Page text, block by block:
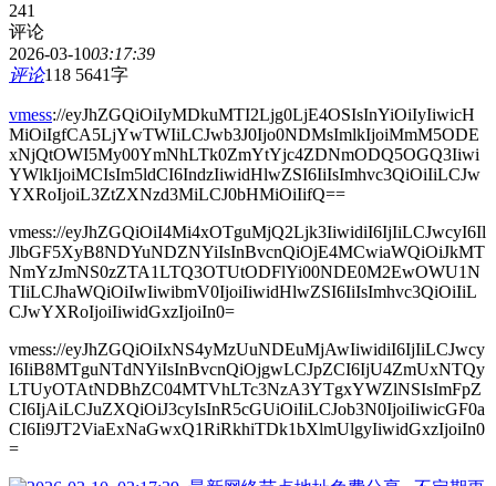
241
评论
2026-03-1003:17:39
评论118 5641字
vmess://eyJhZGQiOiIyMDkuMTI2Ljg0LjE4OSIsInYiOiIyIiwicH
MiOiIgfCA5LjYwTWIiLCJwb3J0Ijo0NDMsImlkIjoiMmM5ODE
xNjQtOWI5My00YmNhLTk0ZmYtYjc4ZDNmODQ5OGQ3Iiwi
YWlkIjoiMCIsIm5ldCI6IndzIiwidHlwZSI6IiIsImhvc3QiOiIiLCJw
YXRoIjoiL3ZtZXNzd3MiLCJ0bHMiOiIifQ==
vmess://eyJhZGQiOiI4Mi4xOTguMjQ2Ljk3IiwidiI6IjIiLCJwcyI6Il
JlbGF5XyB8NDYuNDZNYiIsInBvcnQiOjE4MCwiaWQiOiJkMT
NmYzJmNS0zZTA1LTQ3OTUtODFlYi00NDE0M2EwOWU1N
TIiLCJhaWQiOiIwIiwibmV0IjoiIiwidHlwZSI6IiIsImhvc3QiOiIiL
CJwYXRoIjoiIiwidGxzIjoiIn0=
vmess://eyJhZGQiOiIxNS4yMzUuNDEuMjAwIiwidiI6IjIiLCJwcy
I6IiB8MTguNTdNYiIsInBvcnQiOjgwLCJpZCI6IjU4ZmUxNTQy
LTUyOTAtNDBhZC04MTVhLTc3NzA3YTgxYWZlNSIsImFpZ
CI6IjAiLCJuZXQiOiJ3cyIsInR5cGUiOiIiLCJob3N0IjoiIiwicGF0a
CI6Ii9JT2ViaExNaGwxQ1RiRkhiTDk1bXlmUlgyIiwidGxzIjoiIn0
=